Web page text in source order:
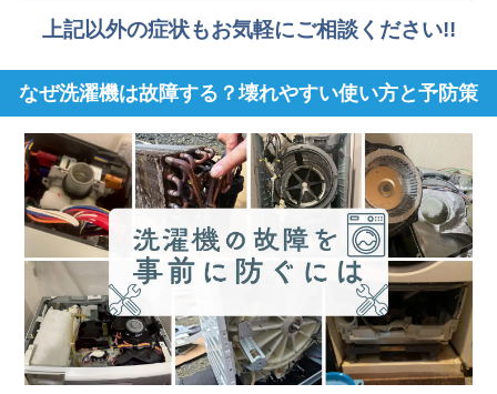
上記以外の症状もお気軽にご相談ください!!
なぜ洗濯機は故障する？壊れやすい使い方と予防策